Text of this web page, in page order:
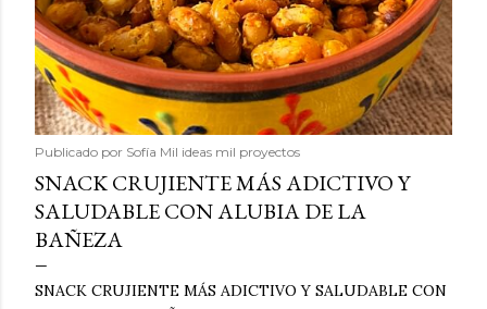
Publicado por Sofía Mil ideas mil proyectos
SNACK CRUJIENTE MÁS ADICTIVO Y
SALUDABLE CON ALUBIA DE LA
BAÑEZA
SNACK CRUJIENTE MÁS ADICTIVO Y SALUDABLE CON